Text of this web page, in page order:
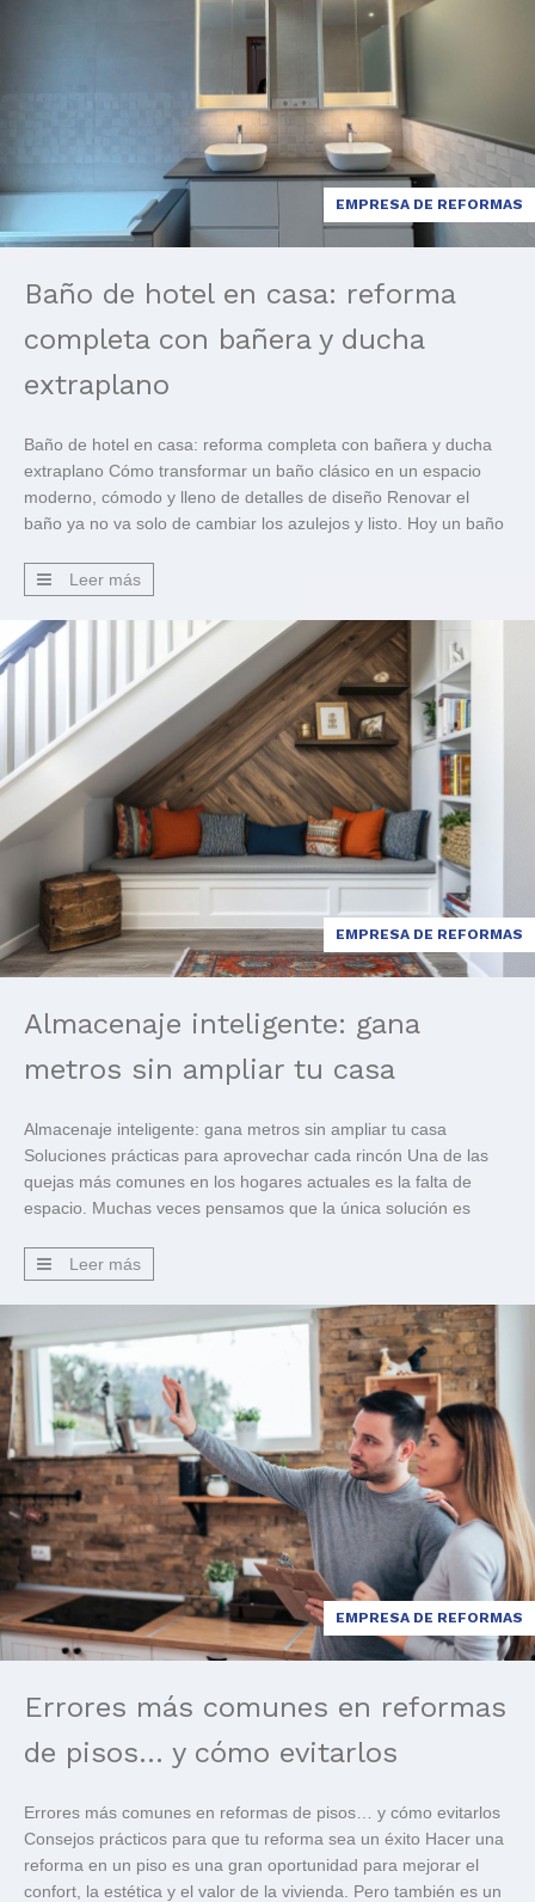
EMPRESA DE REFORMAS
Baño de hotel en casa: reforma
completa con bañera y ducha
extraplano
Baño de hotel en casa: reforma completa con bañera y ducha
extraplano Cómo transformar un baño clásico en un espacio
moderno, cómodo y lleno de detalles de diseño Renovar el
baño ya no va solo de cambiar los azulejos y listo. Hoy un baño
Leer más
EMPRESA DE REFORMAS
Almacenaje inteligente: gana
metros sin ampliar tu casa
Almacenaje inteligente: gana metros sin ampliar tu casa
Soluciones prácticas para aprovechar cada rincón Una de las
quejas más comunes en los hogares actuales es la falta de
espacio. Muchas veces pensamos que la única solución es
que con un buen diseño de almacenaje podemos ganar […]
Leer más
EMPRESA DE REFORMAS
Errores más comunes en reformas
de pisos… y cómo evitarlos
Errores más comunes en reformas de pisos… y cómo evitarlos
Consejos prácticos para que tu reforma sea un éxito Hacer una
reforma en un piso es una gran oportunidad para mejorar el
confort, la estética y el valor de la vivienda. Pero también es un